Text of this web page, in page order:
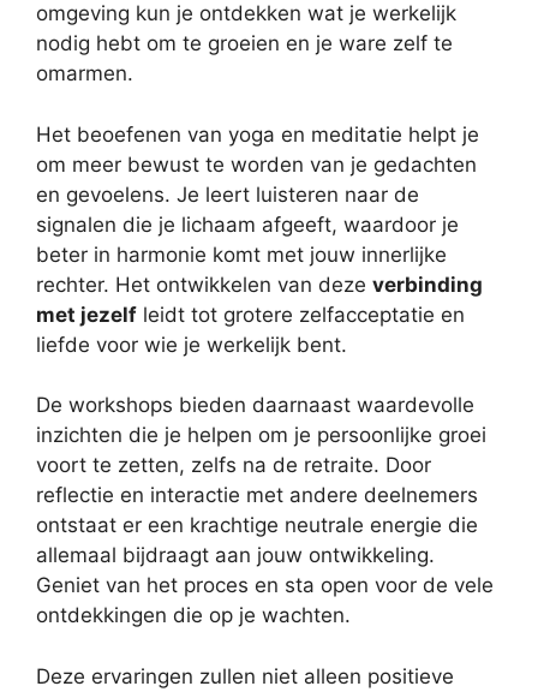
omgeving kun je ontdekken wat je werkelijk
nodig hebt om te groeien en je ware zelf te
omarmen.
Het beoefenen van yoga en meditatie helpt je
om meer bewust te worden van je gedachten
en gevoelens. Je leert luisteren naar de
signalen die je lichaam afgeeft, waardoor je
beter in harmonie komt met jouw innerlijke
rechter. Het ontwikkelen van deze verbinding
met jezelf leidt tot grotere zelfacceptatie en
liefde voor wie je werkelijk bent.
De workshops bieden daarnaast waardevolle
inzichten die je helpen om je persoonlijke groei
voort te zetten, zelfs na de retraite. Door
reflectie en interactie met andere deelnemers
ontstaat er een krachtige neutrale energie die
allemaal bijdraagt aan jouw ontwikkeling.
Geniet van het proces en sta open voor de vele
ontdekkingen die op je wachten.
Deze ervaringen zullen niet alleen positieve